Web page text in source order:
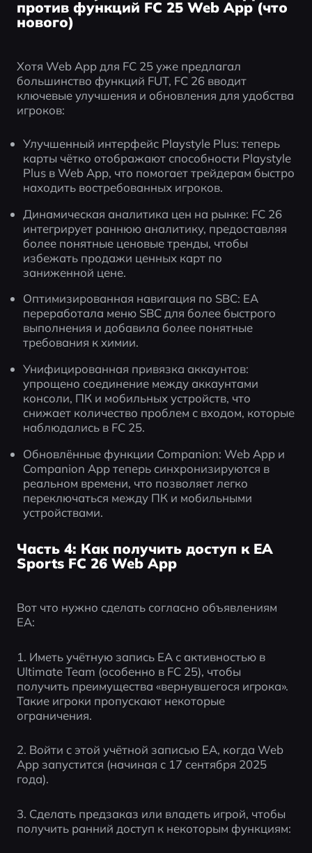
против функций FC 25 Web App (что
нового)
Хотя Web App для FC 25 уже предлагал
большинство функций FUT, FC 26 вводит
ключевые улучшения и обновления для удобства
игроков:
Улучшенный интерфейс Playstyle Plus: теперь
карты чётко отображают способности Playstyle
Plus в Web App, что помогает трейдерам быстро
находить востребованных игроков.
Динамическая аналитика цен на рынке: FC 26
интегрирует раннюю аналитику, предоставляя
более понятные ценовые тренды, чтобы
избежать продажи ценных карт по
заниженной цене.
Оптимизированная навигация по SBC: EA
переработала меню SBC для более быстрого
выполнения и добавила более понятные
требования к химии.
Унифицированная привязка аккаунтов:
упрощено соединение между аккаунтами
консоли, ПК и мобильных устройств, что
снижает количество проблем с входом, которые
наблюдались в FC 25.
Обновлённые функции Companion: Web App и
Companion App теперь синхронизируются в
реальном времени, что позволяет легко
переключаться между ПК и мобильными
устройствами.
Часть 4: Как получить доступ к EA
Sports FC 26 Web App
Вот что нужно сделать согласно объявлениям
EA:
1. Иметь учётную запись EA с активностью в
Ultimate Team (особенно в FC 25), чтобы
получить преимущества «вернувшегося игрока».
Такие игроки пропускают некоторые
ограничения.
2. Войти с этой учётной записью EA, когда Web
App запустится (начиная с 17 сентября 2025
года).
3. Сделать предзаказ или владеть игрой, чтобы
получить ранний доступ к некоторым функциям: